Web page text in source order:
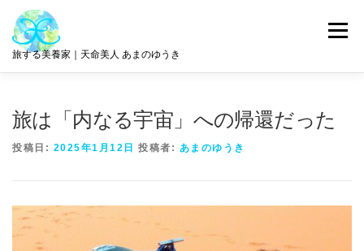
ツ
旅する美養家｜天命美人 あまのゆうき
メニュー
旅は「内なる宇宙」への帰還だった
投稿日: 2025年1月12日 投稿者: あまのゆうき